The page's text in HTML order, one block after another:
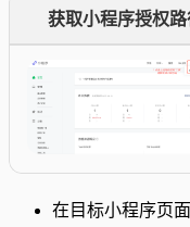
获取小程序授权路
在目标小程序页